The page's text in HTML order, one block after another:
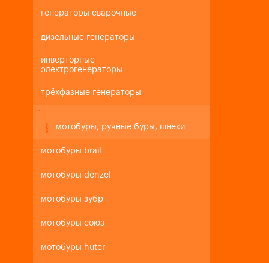
генераторы сварочные
дизельные генераторы
инверторные
электрогенераторы
трёхфазные генераторы
+-
мотобуры, ручные буры, шнеки
мотобуры brait
мотобуры denzel
мотобуры зубр
мотобуры союз
мотобуры huter